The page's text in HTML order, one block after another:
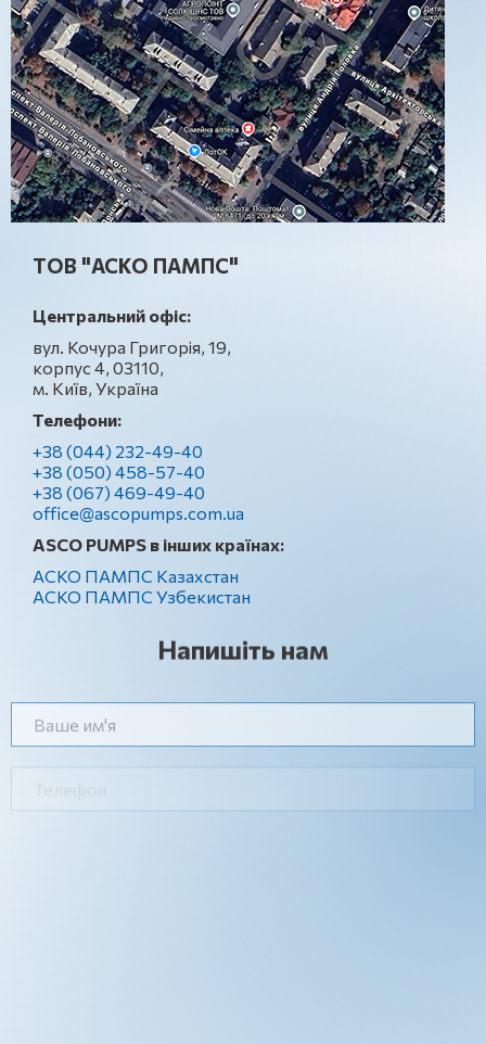
ТОВ "АСКО ПАМПС"
Центральний офіс:
вул. Кочура Григорія, 19,
корпус 4, 03110,
м. Київ, Україна
Телефони:
+38 (044) 232-49-40
+38 (050) 458-57-40
+38 (067) 469-49-40
office@ascopumps.com.ua
ASCO PUMPS в інших країнах:
АСКО ПАМПС Казахстан
АСКО ПАМПС Узбекистан
Напишіть нам